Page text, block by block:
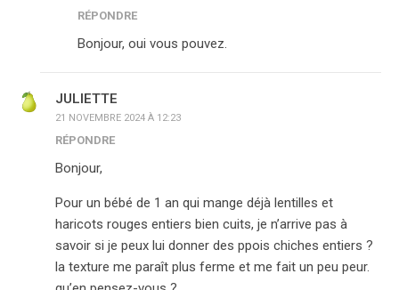
RÉPONDRE
Bonjour, oui vous pouvez.
JULIETTE
21 NOVEMBRE 2024 À 12:23
RÉPONDRE
Bonjour,
Pour un bébé de 1 an qui mange déjà lentilles et
haricots rouges entiers bien cuits, je n’arrive pas à
savoir si je peux lui donner des ppois chiches entiers ?
la texture me paraît plus ferme et me fait un peu peur.